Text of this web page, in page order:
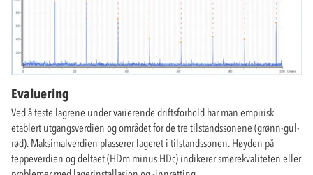
Evaluering
Ved å teste lagrene under varierende driftsforhold har man empirisk
etablert utgangsverdien og området for de tre tilstandssonene (grønn-gul-
rød). Maksimalverdien plasserer lageret i tilstandssonen. Høyden på
teppeverdien og deltaet (HDm minus HDc) indikerer smørekvaliteten eller